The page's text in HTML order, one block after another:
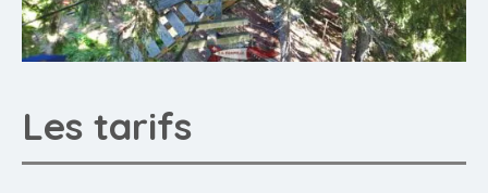
Les tarifs